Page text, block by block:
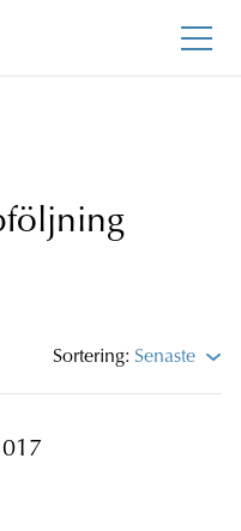
Sortering: Senaste